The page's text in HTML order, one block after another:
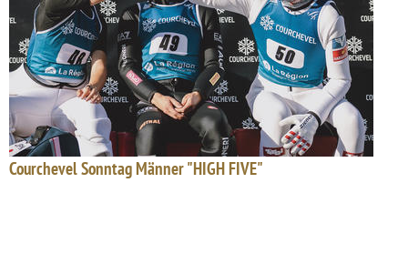
Courchevel Sonntag Männer "HIGH FIVE"